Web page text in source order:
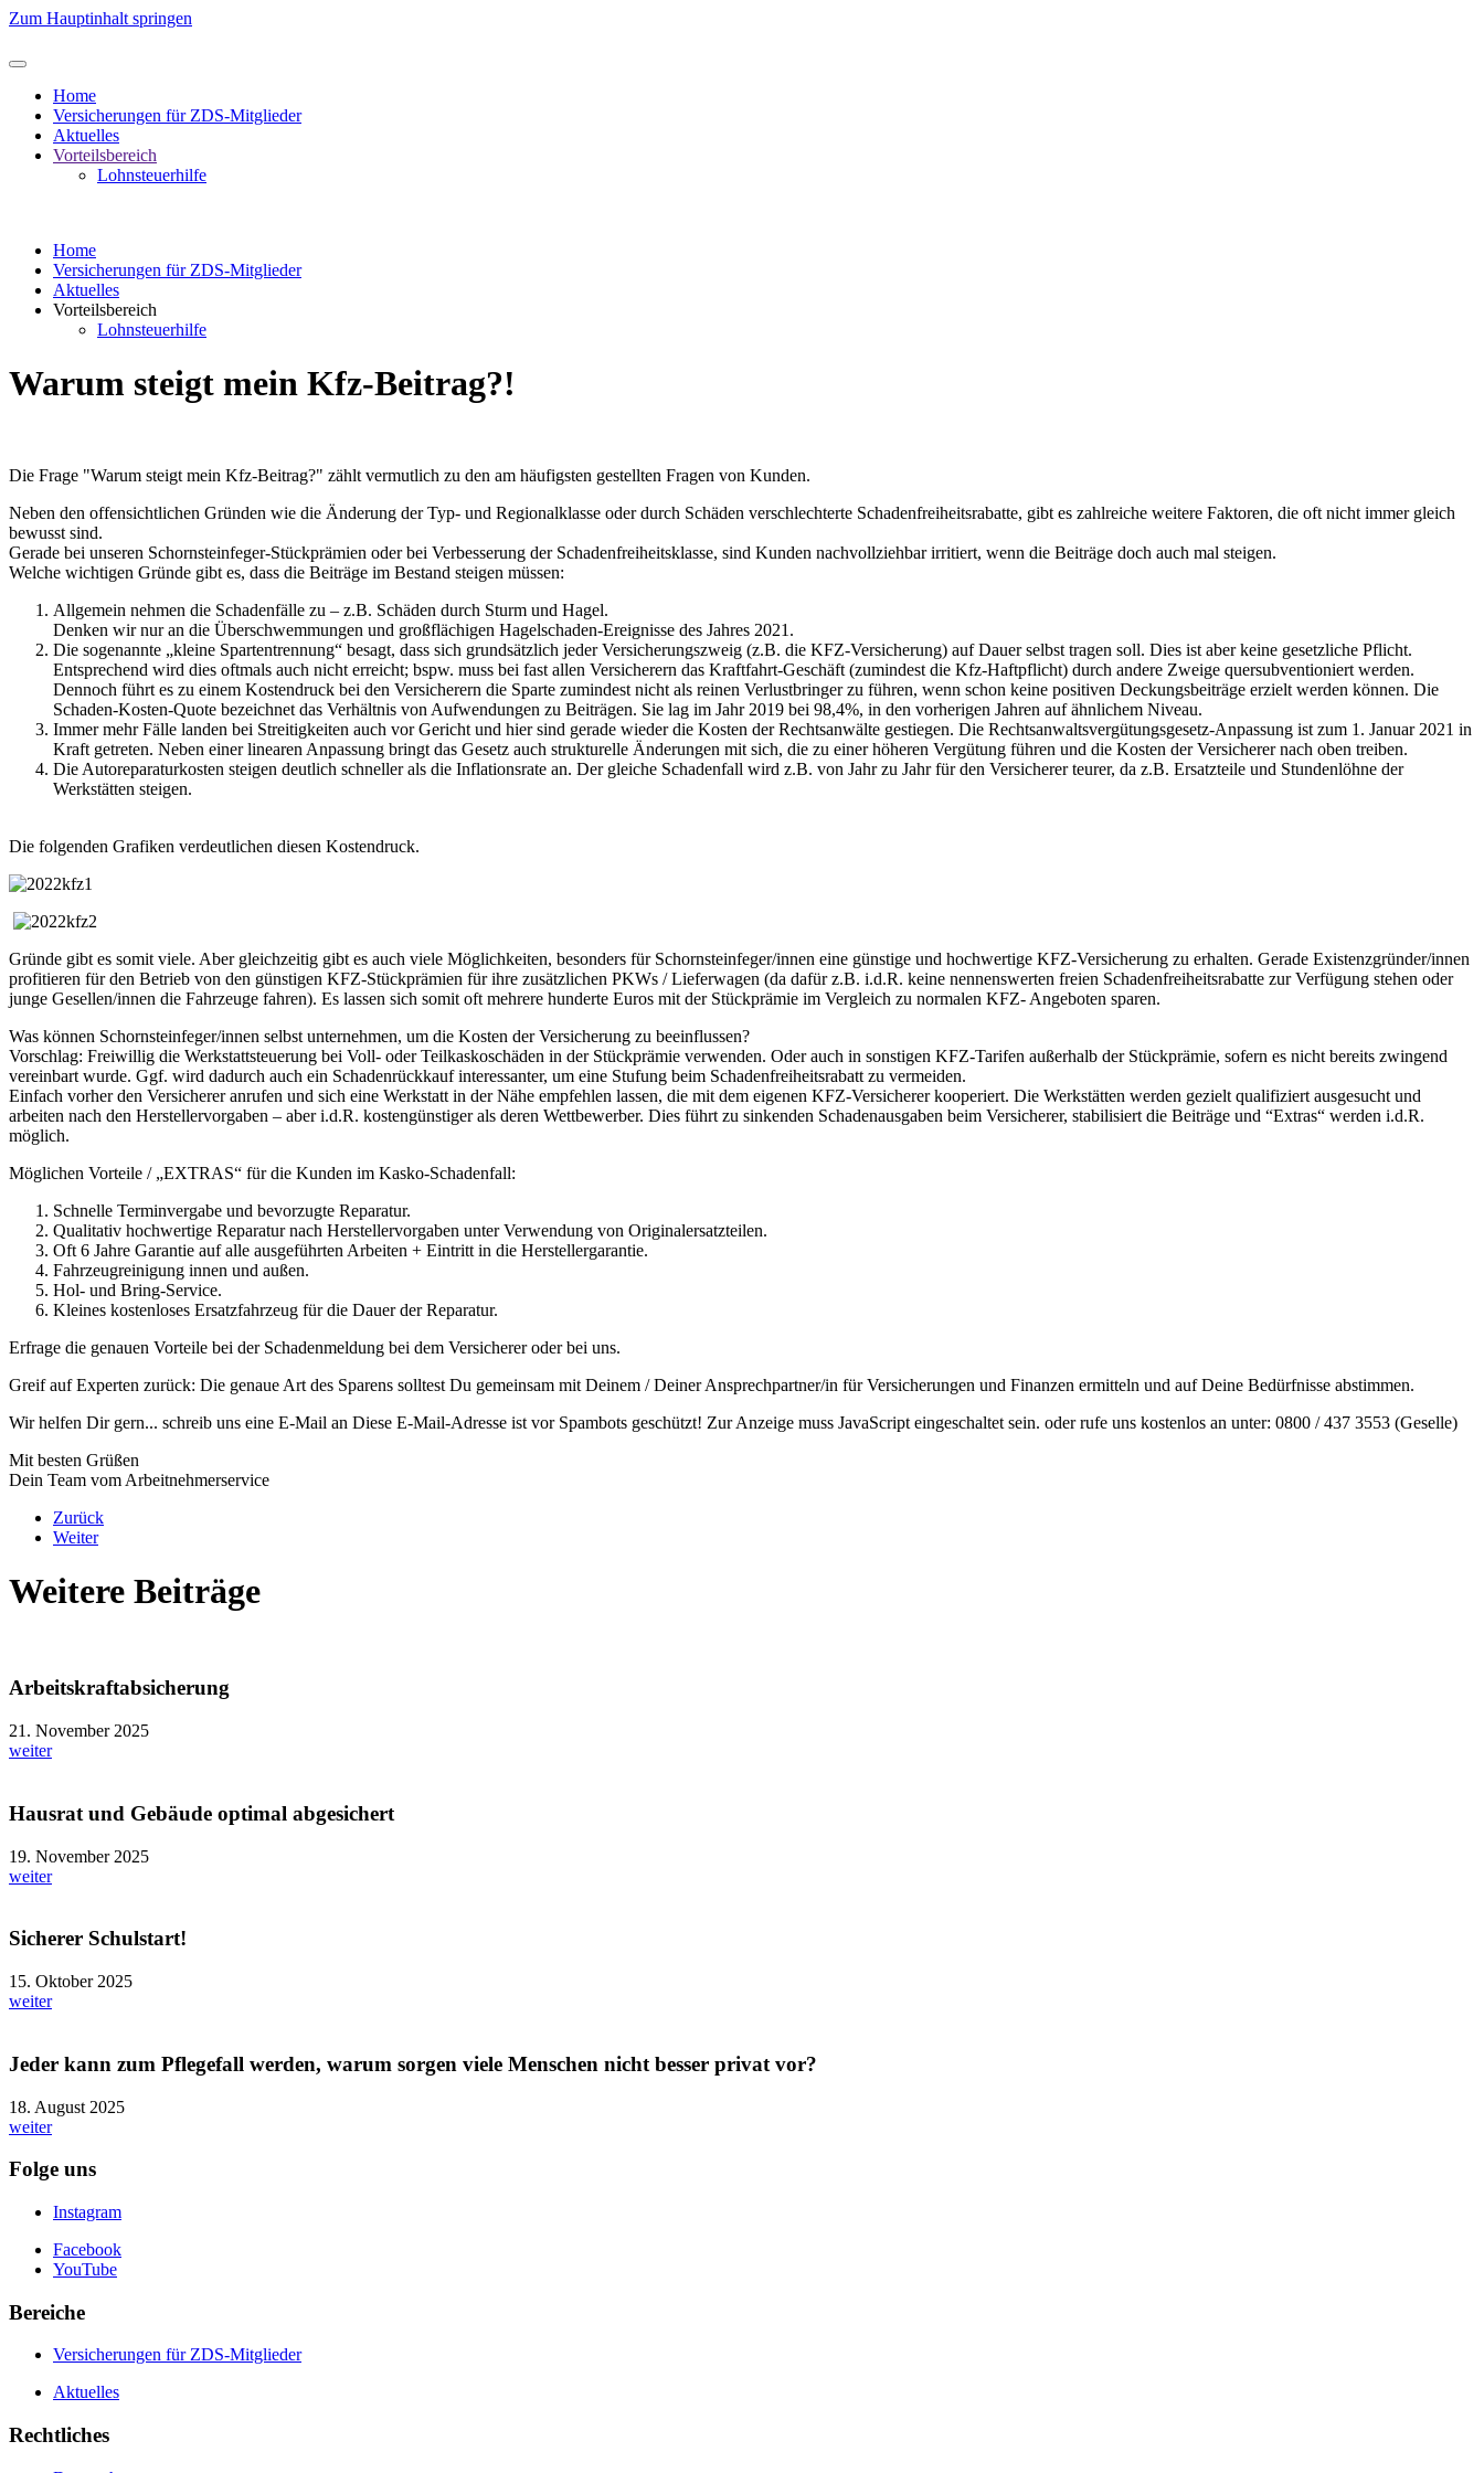
Zum Hauptinhalt springen
Home
Versicherungen für ZDS-Mitglieder
Aktuelles
Vorteilsbereich
Lohnsteuerhilfe
Home
Versicherungen für ZDS-Mitglieder
Aktuelles
Vorteilsbereich
Lohnsteuerhilfe
Warum steigt mein Kfz-Beitrag?!
Die Frage "Warum steigt mein Kfz-Beitrag?" zählt vermutlich zu den am häufigsten gestellten Fragen von Kunden.
Neben den offensichtlichen Gründen wie die Änderung der Typ- und Regionalklasse oder durch Schäden verschlechterte Schadenfreiheitsrabatte, gibt es zahlreiche weitere Faktoren, die oft nicht immer gleich
bewusst sind.
Gerade bei unseren Schornsteinfeger-Stückprämien oder bei Verbesserung der Schadenfreiheitsklasse, sind Kunden nachvollziehbar irritiert, wenn die Beiträge doch auch mal steigen.
Welche wichtigen Gründe gibt es, dass die Beiträge im Bestand steigen müssen:
Allgemein nehmen die Schadenfälle zu – z.B. Schäden durch Sturm und Hagel.
Denken wir nur an die Überschwemmungen und großflächigen Hagelschaden-Ereignisse des Jahres 2021.
Die sogenannte „kleine Spartentrennung“ besagt, dass sich grundsätzlich jeder Versicherungszweig (z.B. die KFZ-Versicherung) auf Dauer selbst tragen soll. Dies ist aber keine gesetzliche Pflicht.
Entsprechend wird dies oftmals auch nicht erreicht; bspw. muss bei fast allen Versicherern das Kraftfahrt-Geschäft (zumindest die Kfz-Haftpflicht) durch andere Zweige quersubventioniert werden.
Dennoch führt es zu einem Kostendruck bei den Versicherern die Sparte zumindest nicht als reinen Verlustbringer zu führen, wenn schon keine positiven Deckungsbeiträge erzielt werden können. Die
Schaden-Kosten-Quote bezeichnet das Verhältnis von Aufwendungen zu Beiträgen. Sie lag im Jahr 2019 bei 98,4%, in den vorherigen Jahren auf ähnlichem Niveau.
Immer mehr Fälle landen bei Streitigkeiten auch vor Gericht und hier sind gerade wieder die Kosten der Rechtsanwälte gestiegen. Die Rechtsanwaltsvergütungsgesetz-Anpassung ist zum 1. Januar 2021 in
Kraft getreten. Neben einer linearen Anpassung bringt das Gesetz auch strukturelle Änderungen mit sich, die zu einer höheren Vergütung führen und die Kosten der Versicherer nach oben treiben.
Die Autoreparaturkosten steigen deutlich schneller als die Inflationsrate an. Der gleiche Schadenfall wird z.B. von Jahr zu Jahr für den Versicherer teurer, da z.B. Ersatzteile und Stundenlöhne der
Werkstätten steigen.
Die folgenden Grafiken verdeutlichen diesen Kostendruck.
Gründe gibt es somit viele. Aber gleichzeitig gibt es auch viele Möglichkeiten, besonders für Schornsteinfeger/innen eine günstige und hochwertige KFZ-Versicherung zu erhalten. Gerade Existenzgründer/innen
profitieren für den Betrieb von den günstigen KFZ-Stückprämien für ihre zusätzlichen PKWs / Lieferwagen (da dafür z.B. i.d.R. keine nennenswerten freien Schadenfreiheitsrabatte zur Verfügung stehen oder
junge Gesellen/innen die Fahrzeuge fahren). Es lassen sich somit oft mehrere hunderte Euros mit der Stückprämie im Vergleich zu normalen KFZ- Angeboten sparen.
Was können Schornsteinfeger/innen selbst unternehmen, um die Kosten der Versicherung zu beeinflussen?
Vorschlag: Freiwillig die Werkstattsteuerung bei Voll- oder Teilkaskoschäden in der Stückprämie verwenden. Oder auch in sonstigen KFZ-Tarifen außerhalb der Stückprämie, sofern es nicht bereits zwingend
vereinbart wurde. Ggf. wird dadurch auch ein Schadenrückkauf interessanter, um eine Stufung beim Schadenfreiheitsrabatt zu vermeiden.
Einfach vorher den Versicherer anrufen und sich eine Werkstatt in der Nähe empfehlen lassen, die mit dem eigenen KFZ-Versicherer kooperiert. Die Werkstätten werden gezielt qualifiziert ausgesucht und
arbeiten nach den Herstellervorgaben – aber i.d.R. kostengünstiger als deren Wettbewerber. Dies führt zu sinkenden Schadenausgaben beim Versicherer, stabilisiert die Beiträge und “Extras“ werden i.d.R.
möglich.
Möglichen Vorteile / „EXTRAS“ für die Kunden im Kasko-Schadenfall:
Schnelle Terminvergabe und bevorzugte Reparatur.
Qualitativ hochwertige Reparatur nach Herstellervorgaben unter Verwendung von Originalersatzteilen.
Oft 6 Jahre Garantie auf alle ausgeführten Arbeiten + Eintritt in die Herstellergarantie.
Fahrzeugreinigung innen und außen.
Hol- und Bring-Service.
Kleines kostenloses Ersatzfahrzeug für die Dauer der Reparatur.
Erfrage die genauen Vorteile bei der Schadenmeldung bei dem Versicherer oder bei uns.
Greif auf Experten zurück: Die genaue Art des Sparens solltest Du gemeinsam mit Deinem / Deiner Ansprechpartner/in für Versicherungen und Finanzen ermitteln und auf Deine Bedürfnisse abstimmen.
Wir helfen Dir gern... schreib uns eine E-Mail an Diese E-Mail-Adresse ist vor Spambots geschützt! Zur Anzeige muss JavaScript eingeschaltet sein. oder rufe uns kostenlos an unter: 0800 / 437 3553 (Geselle)
Mit besten Grüßen
Dein Team vom Arbeitnehmerservice
Zurück
Weiter
Weitere Beiträge
Arbeitskraftabsicherung
21. November 2025
weiter
Hausrat und Gebäude optimal abgesichert
19. November 2025
weiter
Sicherer Schulstart!
15. Oktober 2025
weiter
Jeder kann zum Pflegefall werden, warum sorgen viele Menschen nicht besser privat vor?
18. August 2025
weiter
Folge uns
Instagram
Facebook
YouTube
Bereiche
Versicherungen für ZDS-Mitglieder
Aktuelles
Rechtliches